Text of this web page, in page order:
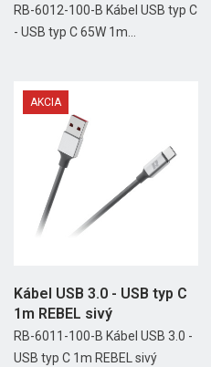
RB-6012-100-B Kábel USB typ C
- USB typ C 65W 1m...
AKCIA
Kábel USB 3.0 - USB typ C
1m REBEL sivý
RB-6011-100-B Kábel USB 3.0 -
USB typ C 1m REBEL sivý